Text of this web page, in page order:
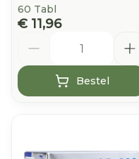
60 Tabl
€ 11,96
Bestel